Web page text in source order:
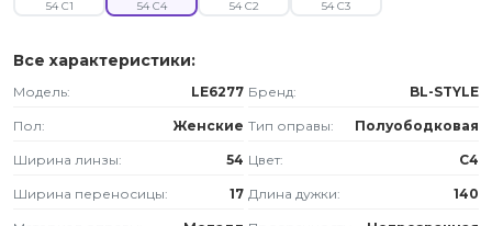
54 C1 54 C4 54 C2 54 C3
Все характеристики:
Модель: LE6277 Бренд: BL-STYLE
Пол: Женские Тип оправы: Полуободковая
Ширина линзы: 54 Цвет: C4
Ширина переносицы: 17 Длина дужки: 140